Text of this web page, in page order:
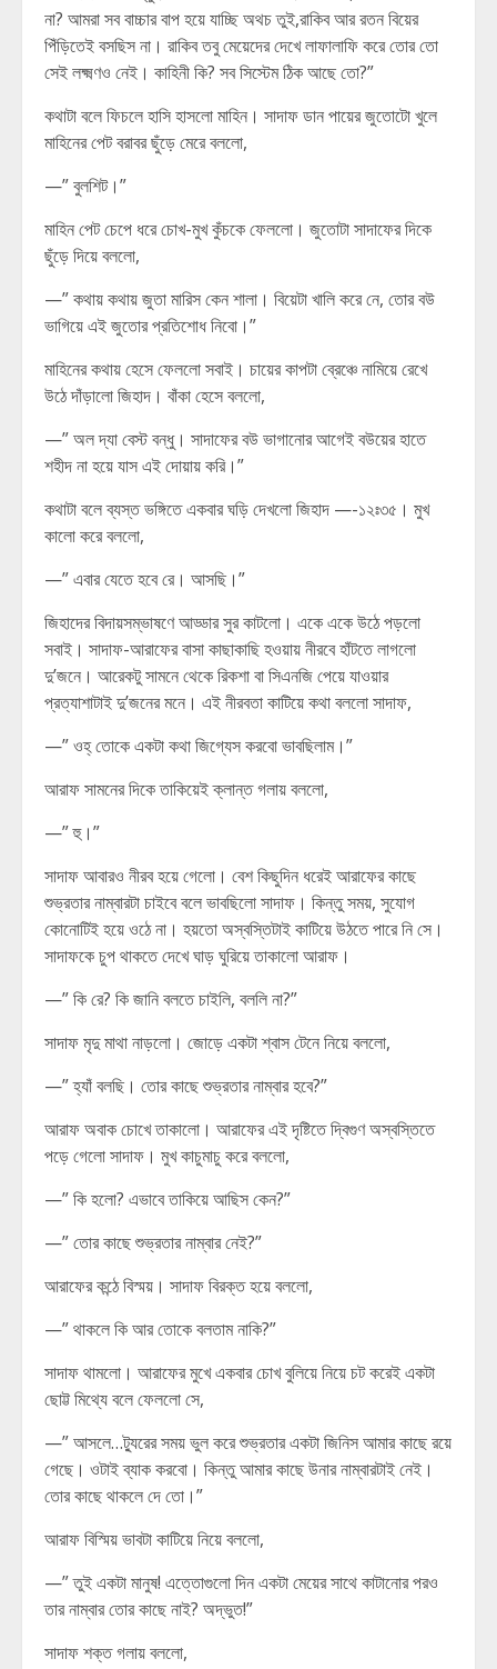
না? আমরা সব বাচ্চার বাপ হয়ে যাচ্ছি অথচ তুই,রাকিব আর রতন বিয়ের
পিঁড়িতেই বসছিস না। রাকিব তবু মেয়েদের দেখে লাফালাফি করে তোর তো
সেই লক্ষ্মণও নেই। কাহিনী কি? সব সিস্টেম ঠিক আছে তো?”
কথাটা বলে ফিচলে হাসি হাসলো মাহিন। সাদাফ ডান পায়ের জুতোটো খুলে
মাহিনের পেট বরাবর ছুঁড়ে মেরে বললো,
—” বুলশিট।”
মাহিন পেট চেপে ধরে চোখ-মুখ কুঁচকে ফেললো। জুতোটা সাদাফের দিকে
ছুঁড়ে দিয়ে বললো,
—” কথায় কথায় জুতা মারিস কেন শালা। বিয়েটা খালি করে নে, তোর বউ
ভাগিয়ে এই জুতোর প্রতিশোধ নিবো।”
মাহিনের কথায় হেসে ফেললো সবাই। চায়ের কাপটা ব্রেঞ্চে নামিয়ে রেখে
উঠে দাঁড়ালো জিহাদ। বাঁকা হেসে বললো,
—” অল দ্যা বেস্ট বন্ধু। সাদাফের বউ ভাগানোর আগেই বউয়ের হাতে
শহীদ না হয়ে যাস এই দোয়ায় করি।”
কথাটা বলে ব্যস্ত ভঙ্গিতে একবার ঘড়ি দেখলো জিহাদ —-১২ঃ৩৫। মুখ
কালো করে বললো,
—” এবার যেতে হবে রে। আসছি।”
জিহাদের বিদায়সম্ভাষণে আড্ডার সুর কাটলো। একে একে উঠে পড়লো
সবাই। সাদাফ-আরাফের বাসা কাছাকাছি হওয়ায় নীরবে হাঁটতে লাগলো
দু’জনে। আরেকটু সামনে থেকে রিকশা বা সিএনজি পেয়ে যাওয়ার
প্রত্যাশাটাই দু’জনের মনে। এই নীরবতা কাটিয়ে কথা বললো সাদাফ,
—” ওহ্ তোকে একটা কথা জিগ্যেস করবো ভাবছিলাম।”
আরাফ সামনের দিকে তাকিয়েই ক্লান্ত গলায় বললো,
—” হু।”
সাদাফ আবারও নীরব হয়ে গেলো। বেশ কিছুদিন ধরেই আরাফের কাছে
শুভ্রতার নাম্বারটা চাইবে বলে ভাবছিলো সাদাফ। কিন্তু সময়, সুযোগ
কোনোটিই হয়ে ওঠে না। হয়তো অস্বস্তিটাই কাটিয়ে উঠতে পারে নি সে।
সাদাফকে চুপ থাকতে দেখে ঘাড় ঘুরিয়ে তাকালো আরাফ।
—” কি রে? কি জানি বলতে চাইলি, বললি না?”
সাদাফ মৃদু মাথা নাড়লো। জোড়ে একটা শ্বাস টেনে নিয়ে বললো,
—” হ্যাঁ বলছি। তোর কাছে শুভ্রতার নাম্বার হবে?”
আরাফ অবাক চোখে তাকালো। আরাফের এই দৃষ্টিতে দ্বিগুণ অস্বস্তিতে
পড়ে গেলো সাদাফ। মুখ কাচুমাচু করে বললো,
—” কি হলো? এভাবে তাকিয়ে আছিস কেন?”
—” তোর কাছে শুভ্রতার নাম্বার নেই?”
আরাফের কন্ঠে বিস্ময়। সাদাফ বিরক্ত হয়ে বললো,
—” থাকলে কি আর তোকে বলতাম নাকি?”
সাদাফ থামলো। আরাফের মুখে একবার চোখ বুলিয়ে নিয়ে চট করেই একটা
ছোট্ট মিথ্যে বলে ফেললো সে,
—” আসলে…ট্যুরের সময় ভুল করে শুভ্রতার একটা জিনিস আমার কাছে রয়ে
গেছে। ওটাই ব্যাক করবো। কিন্তু আমার কাছে উনার নাম্বারটাই নেই।
তোর কাছে থাকলে দে তো।”
আরাফ বিস্মিয় ভাবটা কাটিয়ে নিয়ে বললো,
—” তুই একটা মানুষ! এত্তোগুলো দিন একটা মেয়ের সাথে কাটানোর পরও
তার নাম্বার তোর কাছে নাই? অদ্ভুত!”
সাদাফ শক্ত গলায় বললো,